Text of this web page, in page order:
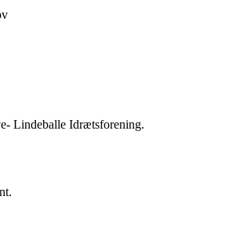
Lindeballe Idrætsforening.